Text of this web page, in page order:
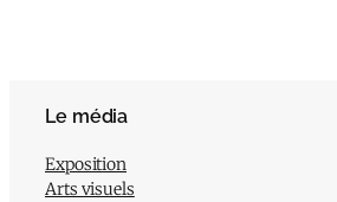
Le média
Exposition
Arts visuels